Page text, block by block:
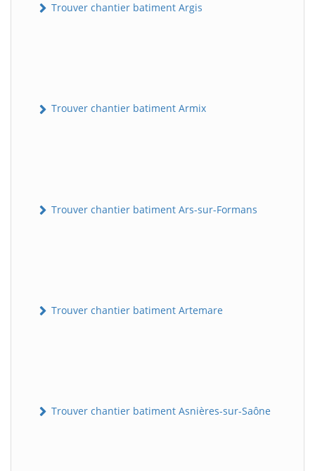
Trouver chantier batiment Argis
Trouver chantier batiment Armix
Trouver chantier batiment Ars-sur-Formans
Trouver chantier batiment Artemare
Trouver chantier batiment Asnières-sur-Saône